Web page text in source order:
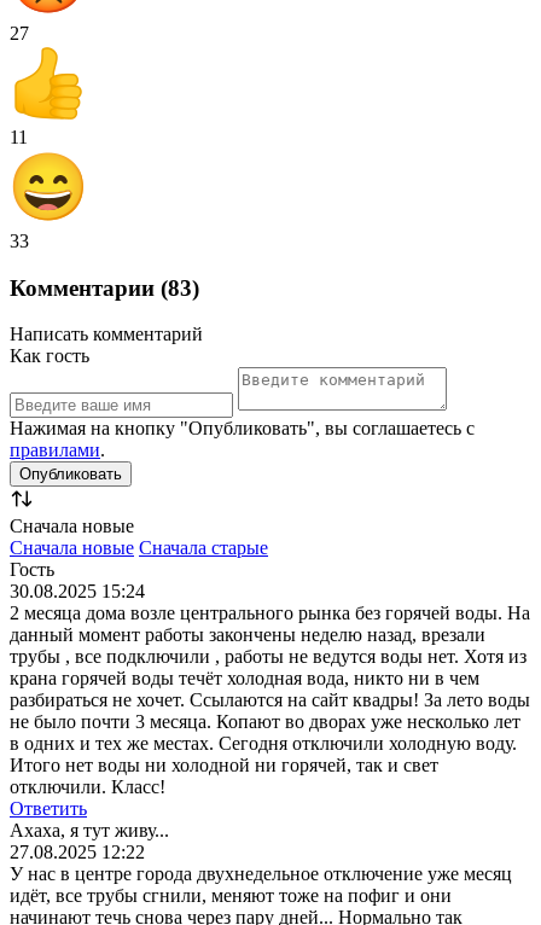
27
11
33
Комментарии (83)
Написать комментарий
Как гость
Нажимая на кнопку "Опубликовать", вы соглашаетесь с
правилами.
Сначала новые
Сначала новые Сначала старые
Гость
30.08.2025 15:24
2 месяца дома возле центрального рынка без горячей воды. На
данный момент работы закончены неделю назад, врезали
трубы , все подключили , работы не ведутся воды нет. Хотя из
крана горячей воды течёт холодная вода, никто ни в чем
разбираться не хочет. Ссылаются на сайт квадры! За лето воды
не было почти 3 месяца. Копают во дворах уже несколько лет
в одних и тех же местах. Сегодня отключили холодную воду.
Итого нет воды ни холодной ни горячей, так и свет
отключили. Класс!
Ответить
Ахаха, я тут живу...
27.08.2025 12:22
У нас в центре города двухнедельное отключение уже месяц
идёт, все трубы сгнили, меняют тоже на пофиг и они
начинают течь снова через пару дней... Нормально так